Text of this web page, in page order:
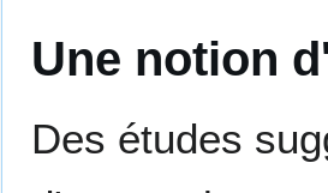
Une notion
Des études